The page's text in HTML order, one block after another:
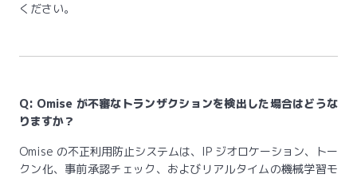
ください。
Q: Omise が不審なトランザクションを検出した場合はどうな
りますか？
Omise の不正利用防止システムは、IP ジオロケーション、トー
クン化、事前承認チェック、およびリアルタイムの機械学習モ